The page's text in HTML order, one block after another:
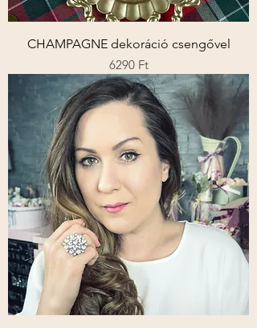
CHAMPAGNE dekoráció csengővel
Ár
6290 Ft